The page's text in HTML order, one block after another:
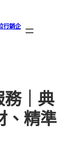
行銷企
務｜典
、精準